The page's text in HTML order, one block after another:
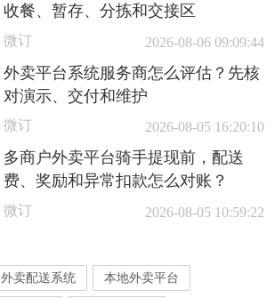
收餐、暂存、分拣和交接区
微订 2026-08-06 09:09:44
外卖平台系统服务商怎么评估？先核
对演示、交付和维护
微订 2026-08-05 16:20:10
多商户外卖平台骑手提现前，配送
费、奖励和异常扣款怎么对账？
微订 2026-08-05 10:59:22
外卖配送系统 本地外卖平台